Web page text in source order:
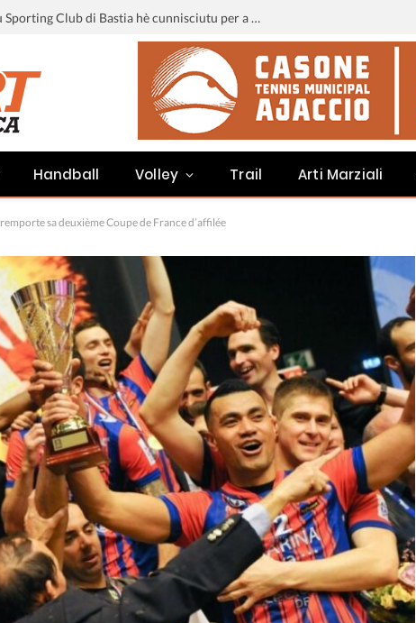
Liga 3 : u calendariu di u Sporting Club di Bastia hè cunnisciutu per a staghjoni 2026-2027
Handball Volley Trail Arti Marziali
sa deuxième Coupe de France d’affilée